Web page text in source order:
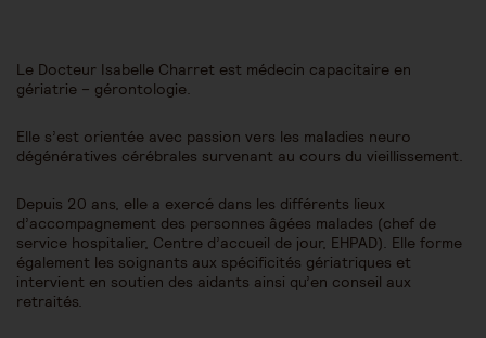
Le Docteur Isabelle Charret est médecin capacitaire en
gériatrie – gérontologie.
Elle s’est orientée avec passion vers les maladies neuro
dégénératives cérébrales survenant au cours du vieillissement.
Depuis 20 ans, elle a exercé dans les différents lieux
d’accompagnement des personnes âgées malades (chef de
service hospitalier, Centre d’accueil de jour, EHPAD). Elle forme
également les soignants aux spécificités gériatriques et
intervient en soutien des aidants ainsi qu’en conseil aux
retraités.